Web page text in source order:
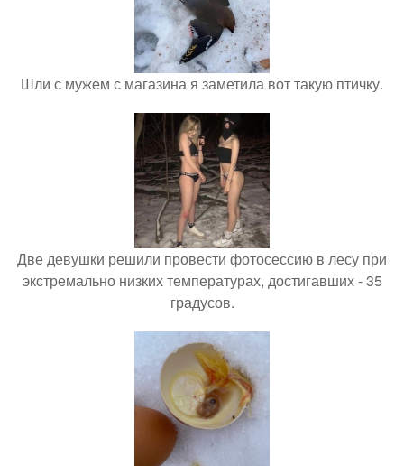
Шли с мужем с магазина я заметила вот такую птичку.
Две девушки решили провести фотосессию в лесу при
экстремально низких температурах, достигавших - 35
градусов.